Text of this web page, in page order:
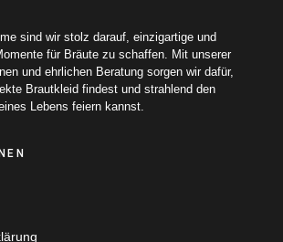
sind wir stolz darauf, einzigartige und
für Bräute zu schaffen. Mit unserer
und ehrlichen Beratung sorgen wir dafür,
Brautkleid findest und strahlend den
Lebens feiern kannst.